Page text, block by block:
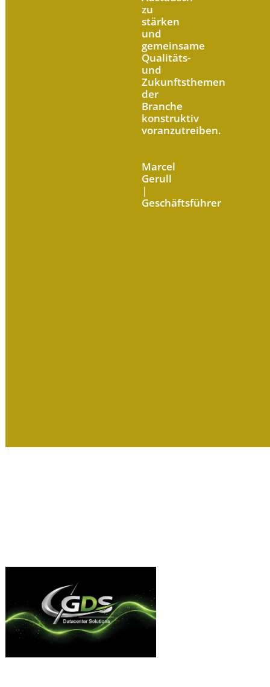
zu
stärken
und
gemeinsame
Qualitäts-
und
Zukunftsthemen
der
Branche
konstruktiv
voranzutreiben.
Marcel
Gerull
|
Geschäftsführer